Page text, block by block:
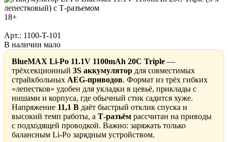
18+
Арт.: 1100-T-101
В наличии мало
BlueMAX Li-Po 11.1V 1100mAh 20C Triple —
трёхсекционный 3S аккумулятор для совместимых
страйкбольных AEG-приводов. Формат из трёх гибких
«лепестков» удобен для укладки в цевьё, приклады с
нишами и корпуса, где обычный стик садится хуже.
Напряжение 11,1 В даёт быстрый отклик спуска и
высокий темп работы, а Т-разъём рассчитан на приводы
с подходящей проводкой. Важно: заряжать только
балансным Li-Po зарядным устройством.